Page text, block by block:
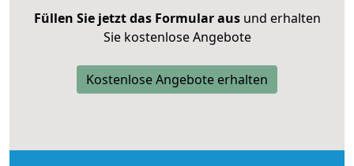
Füllen Sie jetzt das Formular ausund erhalten
Sie kostenlose Angebote
Kostenlose Angebote erhalten